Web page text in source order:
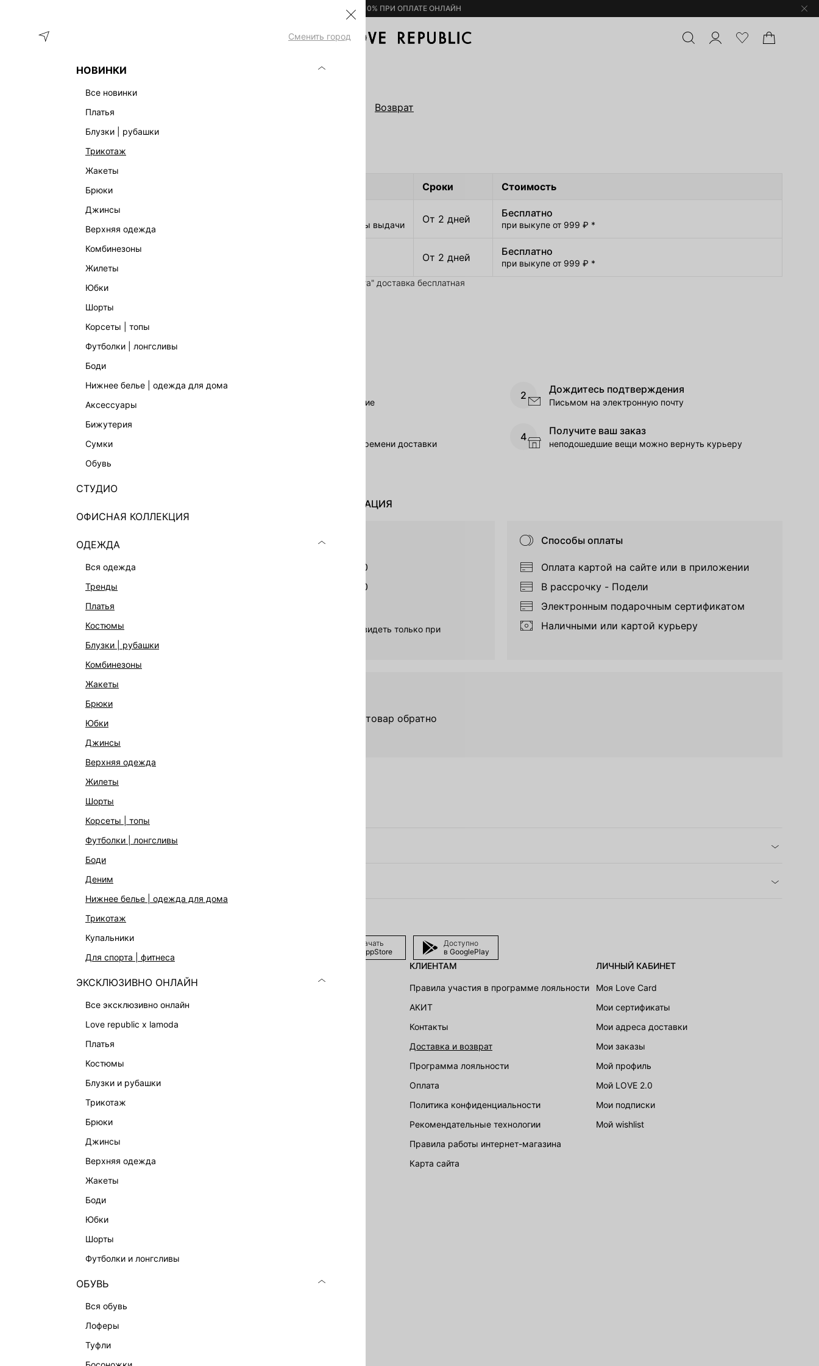
– 10% ПРИ ОПЛАТЕ ОНЛАЙН
Сменить город
НОВИНКИ
все новинки
платья
блузки | рубашки
трикотаж
жакеты
брюки
джинсы
верхняя одежда
комбинезоны
жилеты
юбки
шорты
корсеты | топы
футболки | лонгсливы
боди
нижнее белье | одежда для дома
аксессуары
бижутерия
сумки
обувь
СТУДИО
ОФИСНАЯ КОЛЛЕКЦИЯ
ОДЕЖДА
вся одежда
тренды
платья
костюмы
блузки | рубашки
комбинезоны
жакеты
брюки
юбки
джинсы
верхняя одежда
жилеты
шорты
корсеты | топы
футболки | лонгсливы
боди
деним
нижнее белье | одежда для дома
трикотаж
купальники
для спорта | фитнеса
ЭКСКЛЮЗИВНО ОНЛАЙН
все эксклюзивно онлайн
love republic x lamoda
платья
костюмы
блузки и рубашки
трикотаж
брюки
джинсы
верхняя одежда
жакеты
боди
юбки
шорты
футболки и лонгсливы
ОБУВЬ
вся обувь
лоферы
туфли
ИНФОРМАЦИЯ ДОСТАВКА
ДОСТАВКА И ВОЗВРАТ
ПРОГРАММА ЛОЯЛЬНОСТИ
РЕКОМЕНДАТЕЛЬНЫЕ ТЕХНОЛОГИИ
ПРАВИЛА РАБОТЫ ИНТЕРНЕТ-
Возврат
сроки стоимость
постаматы и партнерские пункты выдачи от 2 дней бесплатно
при выкупе от 999 ₽ *
от 2 дней бесплатно
при выкупе от 999 ₽ *
* - Для товаров из раздела "Красота" доставка бесплатная
через сайт или приложение
2 Дождитесь подтверждения
Письмом на электронную почту
за час до назначенного времени доставки
4 Получите ваш заказ
неподошедшие вещи можно вернуть курьеру
ДОПОЛНИТЕЛЬНАЯ ИНФОРМАЦИЯ
Интервалы доставки
15:00 – 18:00
18:00 – 21:00
Точные интервалы возможно увидеть только при
Способы оплаты
Оплата картой на сайте или в приложении
В рассрочку - Подели
Электронным подарочным сертификатом
Наличными или картой курьеру
Вы всегда можете вернуть товар обратно
Скачать
в AppStore
Доступно
в GooglePlay
НОВИНКИ
ОФИСНАЯ КОЛЛЕКЦИЯ
ЭКСКЛЮЗИВНО ОНЛАЙН
АКСЕССУАРЫ | УКРАШЕНИЯ
ФИНАЛЬНАЯ РАСПРОДАЖА
ПОДАРОЧНЫЕ СЕРТИФИКАТЫ
БАЛЬЗАМЫ-ТИНТЫ
ЛИМИТИРОВАННЫЕ КОЛЛЕКЦИИ
КАПСУЛЬНЫЙ ГАРДЕРОБ
БОХО-ШИК
КЛИЕНТАМ
Правила участия в программе лояльности
АКИТ
Контакты
Доставка и возврат
Программа лояльности
Оплата
Политика конфиденциальности
Рекомендательные технологии
Правила работы интернет-магазина
карта сайта
ЛИЧНЫЙ КАБИНЕТ
Моя Love Card
Мои сертификаты
Мои адреса доставки
Мои заказы
Мой профиль
Мой LOVE 2.0
Мои подписки
Мой wishlist